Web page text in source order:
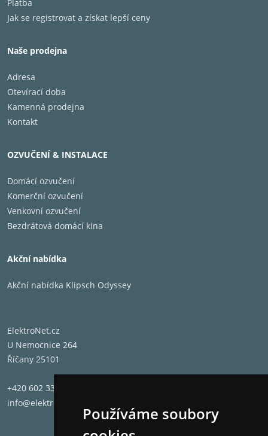
Používáme soubory
Platba
Jak se registrovat a získat lepší ceny
Naše prodejna
Adresa
Otevírací doba
Kamenná prodejna
Kontakt
OZVUČENÍ & INSTALACE
Domácí ozvučení
Komerční ozvučení
Venkovní ozvučení
Bezdrátová domácí kina
Akční nabídka
Akční nabídka Klipsch Odyssey
ElektroNet.cz
U Nemocnice 264
Říčany 25101
+420 602 331 662
info@elektronet.cz